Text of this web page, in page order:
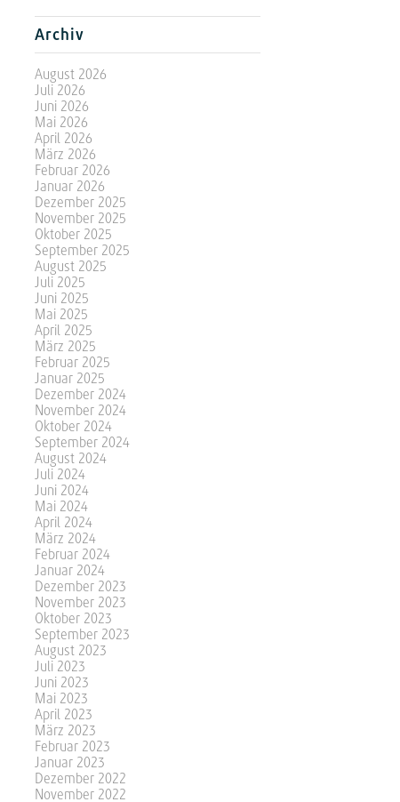
Archiv
August 2026
Juli 2026
Juni 2026
Mai 2026
April 2026
März 2026
Februar 2026
Januar 2026
Dezember 2025
November 2025
Oktober 2025
September 2025
August 2025
Juli 2025
Juni 2025
Mai 2025
April 2025
März 2025
Februar 2025
Januar 2025
Dezember 2024
November 2024
Oktober 2024
September 2024
August 2024
Juli 2024
Juni 2024
Mai 2024
April 2024
März 2024
Februar 2024
Januar 2024
Dezember 2023
November 2023
Oktober 2023
September 2023
August 2023
Juli 2023
Juni 2023
Mai 2023
April 2023
März 2023
Februar 2023
Januar 2023
Dezember 2022
November 2022